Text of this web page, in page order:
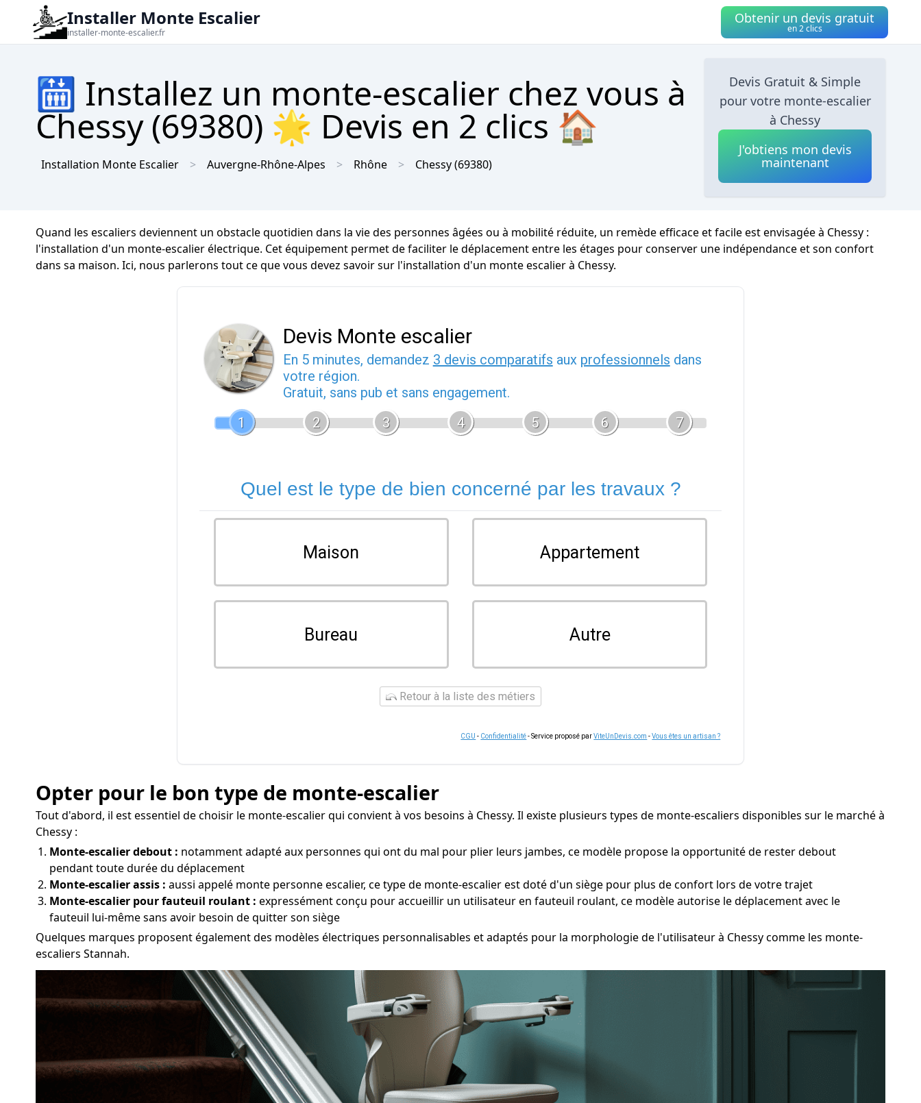
Installer Monte Escalier
installer-monte-escalier.fr
Obtenir un devis gratuit
en 2 clics
🛗 Installez un monte-escalier chez vous à
Chessy (69380) 🌟 Devis en 2 clics 🏠
Installation Monte Escalier Auvergne-Rhône-Alpes Rhône Chessy(69380)
Devis Gratuit & Simple
pour votre monte-escalier
à Chessy
J'obtiens mon devis
maintenant
Quand les escaliers deviennent un obstacle quotidien dans la vie des personnes âgées ou à mobilité réduite, un remède efficace et facile est envisagée à Chessy :
l'installation d'un monte-escalier électrique. Cet équipement permet de faciliter le déplacement entre les étages pour conserver une indépendance et son confort
dans sa maison. Ici, nous parlerons tout ce que vous devez savoir sur l'installation d'un monte escalier à Chessy.
Devis Monte escalier
En 5 minutes, demandez 3 devis comparatifs aux professionnels dans
votre région.
Gratuit, sans pub et sans engagement.
1
2 3 4 5 6 7
Quel est le type de bien concerné par les travaux ?
Maison Appartement
Bureau Autre
Retour à la liste des métiers
CGU - Confidentialité- Service proposé parViteUnDevis.com -Vous êtes un artisan ?
Opter pour le bon type de monte-escalier
Tout d'abord, il est essentiel de choisir le monte-escalier qui convient à vos besoins à Chessy. Il existe plusieurs types de monte-escaliers disponibles sur le marché à
Chessy :
Monte-escalier debout : notamment adapté aux personnes qui ont du mal pour plier leurs jambes, ce modèle propose la opportunité de rester debout
pendant toute durée du déplacement
Monte-escalier assis : aussi appelé monte personne escalier, ce type de monte-escalier est doté d'un siège pour plus de confort lors de votre trajet
Monte-escalier pour fauteuil roulant : expressément conçu pour accueillir un utilisateur en fauteuil roulant, ce modèle autorise le déplacement avec le
fauteuil lui-même sans avoir besoin de quitter son siège
Quelques marques proposent également des modèles électriques personnalisables et adaptés pour la morphologie de l'utilisateur à Chessy comme les monte-
escaliers Stannah.